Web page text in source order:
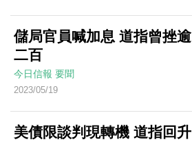
儲局官員喊加息 道指曾挫逾
二百
今日信報 要聞
2023/05/19
美債限談判現轉機 道指回升